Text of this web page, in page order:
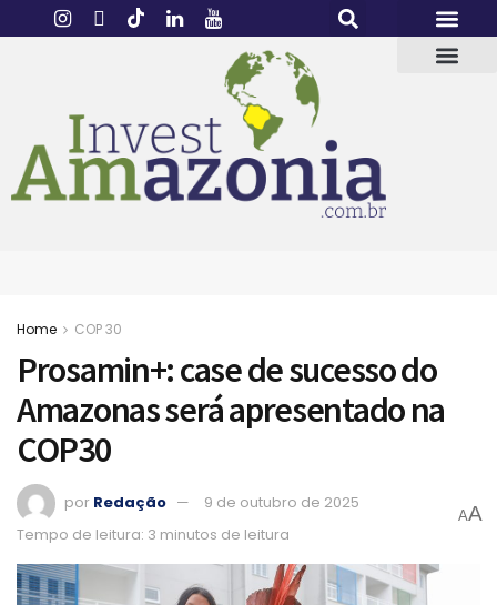
Home COP 30
Prosamin+: case de sucesso do
Amazonas será apresentado na
COP30
por Redação
9 de outubro de 2025
Tempo de leitura: 3 minutos de leitura
AA